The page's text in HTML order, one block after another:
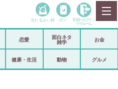
政治
当たる占い師 占い 登録• ログイン
マイルーム
恋愛
面白ネタ
雑学
お金
健康・生活 動物 グルメ